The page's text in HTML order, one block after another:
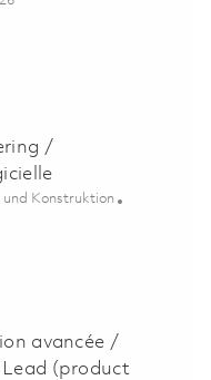
de projet. Performance
/
und Konstruktion
Engineering /
avancée /
(product